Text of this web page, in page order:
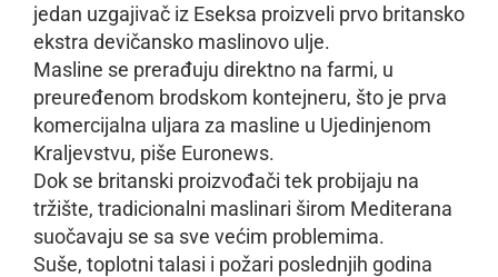
jedan uzgajivač iz Eseksa proizveli prvo britansko
ekstra devičansko maslinovo ulje.
Masline se prerađuju direktno na farmi, u
preuređenom brodskom kontejneru, što je prva
komercijalna uljara za masline u Ujedinjenom
Kraljevstvu, piše Euronews.
Dok se britanski proizvođači tek probijaju na
tržište, tradicionalni maslinari širom Mediterana
suočavaju se sa sve većim problemima.
Suše, toplotni talasi i požari poslednjih godina